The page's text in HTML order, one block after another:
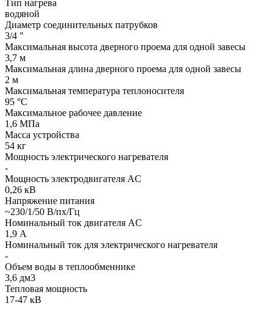
Тип нагрева
водяной
Диаметр соединительных патрубков
3/4 "
Максимальная высота дверного проема для одной завесы
3,7 м
Максимальная длина дверного проема для одной завесы
2 м
Максимальная температура теплоносителя
95 °C
Максимальное рабочее давление
1,6 МПа
Масса устройства
54 кг
Мощность электрического нагревателя
-
Мощность электродвигателя AC
0,26 кВ
Напряжение питания
~230/1/50 В/пх/Гц
Номинальный ток двигателя AC
1,9 А
Номинальный ток для электрического нагревателя
-
Объем воды в теплообменнике
3,6 дм3
Тепловая мощность
17-47 кВ